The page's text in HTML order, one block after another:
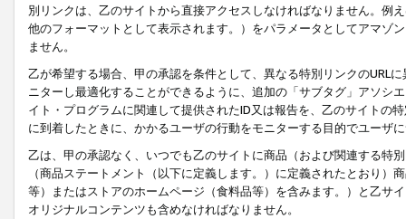
別リンクは、乙のサイトから直接アクセスしなければなりません。例
他のフォーマットとして表示されます。）をパラメータとしてアマゾ
ません。
乙が希望する場合、甲の承認を条件として、異なる特別リンクのURL
ニターし最適化することができるように、追加の「サブタグ」アソシ
イト・プログラムに関連して提供されたID又は報告を、乙のサイトの
に到着したときに、かかるユーザの行動をモニターする目的でユーザ
乙は、甲の承認なく、いつでも乙のサイトに商品（および関連する特
（商品ステートメント（以下に定義します。）に定義されたとおり
等）またはストアのホームページ（食料品等）を含みます。）と乙サ
オリジナルコンテンツも含めなければなりません。